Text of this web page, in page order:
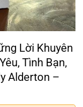
Lời Khuyên
Tình Bạn,
Alderton –